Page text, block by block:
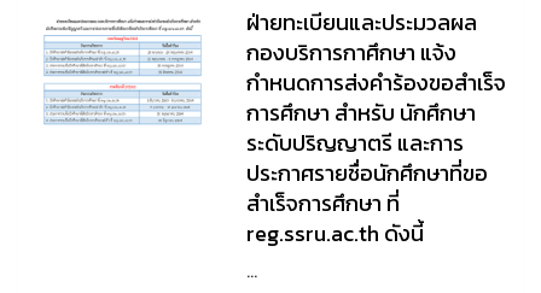
ฝ่ายทะเบียนและประมวลผล
กองบริการกาศึกษา แจ้ง
กำหนดการส่งคำร้องขอสำเร็จ
การศึกษา สำหรับ นักศึกษา
ระดับปริญญาตรี และการ
ประกาศรายชื่อนักศึกษาที่ขอ
สำเร็จการศึกษา ที่
reg.ssru.ac.th ดังนี้
...